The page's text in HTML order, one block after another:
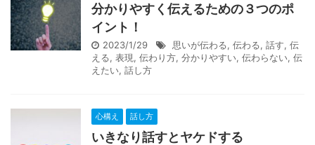
分かりやすく伝えるための３つのポ
イント！
2023/1/29 思いが伝わる, 伝わる, 話す, 伝
える, 表現, 伝わり方, 分かりやすい, 伝わらない, 伝
えたい, 話し方
心構え 話し方
いきなり話すとヤケドする